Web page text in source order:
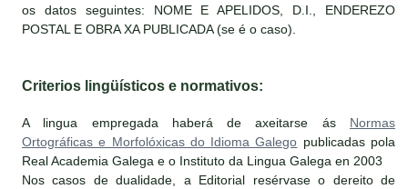
os datos seguintes: NOME E APELIDOS, D.I., ENDEREZO
POSTAL E OBRA XA PUBLICADA (se é o caso).
Criterios lingüísticos e normativos:
A lingua empregada haberá de axeitarse ás Normas
Ortográficas e Morfolóxicas do Idioma Galego publicadas pola
Real Academia Galega e o Instituto da Lingua Galega en 2003
Nos casos de dualidade, a Editorial resérvase o dereito de